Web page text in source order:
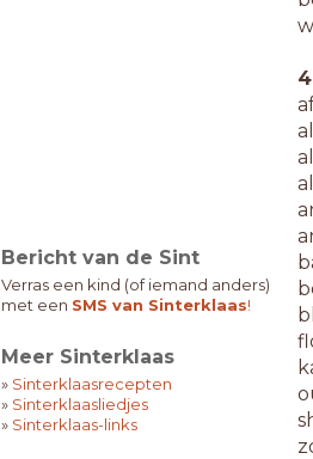
Bericht van de Sint
Verras een kind (of iemand anders)
met een SMS van Sinterklaas!
Meer Sinterklaas
» Sinterklaasrecepten
» Sinterklaasliedjes
» Sinterklaas-links